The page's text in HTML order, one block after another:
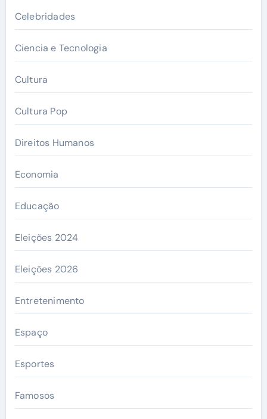
Celebridades
Ciencia e Tecnologia
Cultura
Cultura Pop
Direitos Humanos
Economia
Educação
Eleições 2024
Eleições 2026
Entretenimento
Espaço
Esportes
Famosos